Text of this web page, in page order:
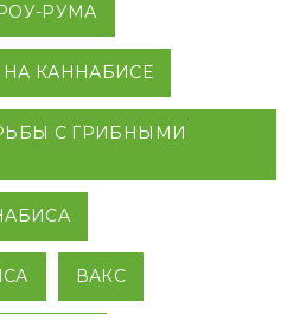
РУМА
КАННАБИСЕ
С ГРИБНЫМИ
ВАКС